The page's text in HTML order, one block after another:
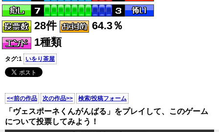
28件
64.3％
1種類
タグ:1 いをり茶屋
<<前の作品 次の作品>> 検索/投稿フォーム
「ヴェスポーネくんがんばる」をプレイして、このゲーム
について投票してみよう！